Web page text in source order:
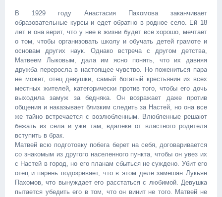
В 1929 году Анастасия Пахомова заканчивает
образовательные курсы и едет обратно в родное село. Ей 18
лет и она верит, что у нее в жизни будет все хорошо, мечтает
о том, чтобы организовать школу и обучать детей грамоте и
основам других наук. Однако встреча с другом детства,
Матвеем Лыковым, дала им ясно понять, что их давняя
дружба переросла в настоящее чувство. Но пожениться пара
не может, отец девушки, самый богатый крестьянин из всех
местных жителей, категорически против того, чтобы его дочь
выходила замуж за бедняка. Он возражает даже против
общения и наказывает близким следить за Настей, но она все
же тайно встречается с возлюбленным. Влюбленные решают
бежать из села и уже там, вдалеке от властного родителя
вступить в брак.
Матвей всю подготовку побега берет на себя, договаривается
со знакомым из другого населенного пункта, чтобы он увез их
с Настей в город, но его планам сбыться не суждено. Убит его
отец и парень подозревает, что в этом деле замешан Лукьян
Пахомов, что вынуждает его расстаться с любимой. Девушка
пытается убедить его в том, что он винит не того. Матвей не